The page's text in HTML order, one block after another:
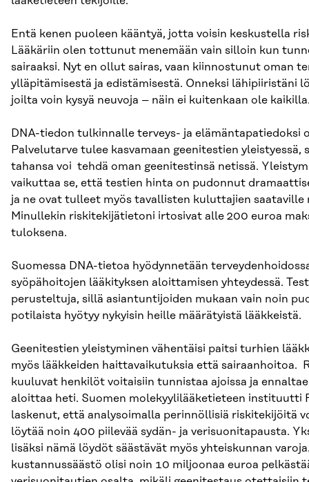
Entä kenen puoleen kääntyä, jotta voisin keskustella
Lääkäriin olen tottunut menemään vain silloin kun
sairaaksi. Nyt en ollut sairas, vaan kiinnostunut oman
ylläpitämisestä ja edistämisestä. Onneksi lähipiiristäni
joilta voin kysyä neuvoja – näin ei kuitenkaan ole
DNA-tiedon tulkinnalle terveys- ja elämäntapatiedoksi
Palvelutarve tulee kasvamaan geenitestien yleistyessä,
tahansa voi tehdä oman geenitestinsä netissä.
vaikuttaa se, että testien hinta on pudonnut
ja ne ovat tulleet myös tavallisten kuluttajien saataville
Minullekin riskitekijätietoni irtosivat alle 200 euroa
tuloksena.
Suomessa DNA-tietoa hyödynnetään
syöpähoitojen lääkityksen aloittamisen yhteydessä.
perusteltuja, sillä asiantuntijoiden mukaan vain noin
potilaista hyötyy nykyisin heille määrätyistä lääkkeistä.
Geenitestien yleistyminen vähentäisi paitsi turhien
myös lääkkeiden haittavaikutuksia että sairaanhoitoa.
kuuluvat henkilöt voitaisiin tunnistaa ajoissa ja
aloittaa heti. Suomen molekyylilääketieteen instituutti
laskenut, että analysoimalla perinnöllisiä riskitekijöitä
löytää noin 400 piilevää sydän- ja verisuonitapausta.
lisäksi nämä löydöt säästävät myös yhteiskunnan
kustannussäästö olisi noin 10 miljoonaa euroa